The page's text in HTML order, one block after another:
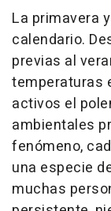
La primavera
calendario.
previas al
temperaturas
activos el
ambientales
fenómeno,
una especie
muchas